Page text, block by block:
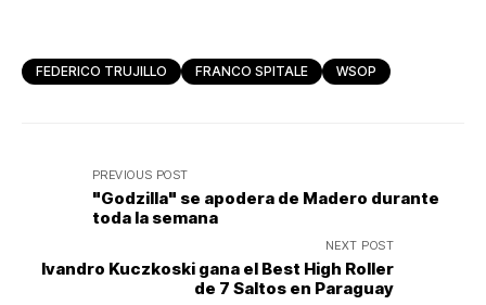
FEDERICO TRUJILLO FRANCO SPITALE WSOP
PREVIOUS POST
"Godzilla" se apodera de Madero durante
toda la semana
NEXT POST
Ivandro Kuczkoski gana el Best High Roller
de 7 Saltos en Paraguay